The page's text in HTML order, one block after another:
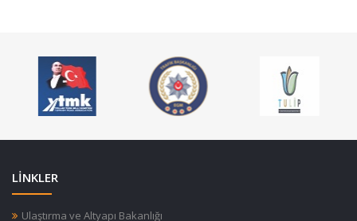
LİNKLER
Ulaştırma ve Altyapı Bakanlığı